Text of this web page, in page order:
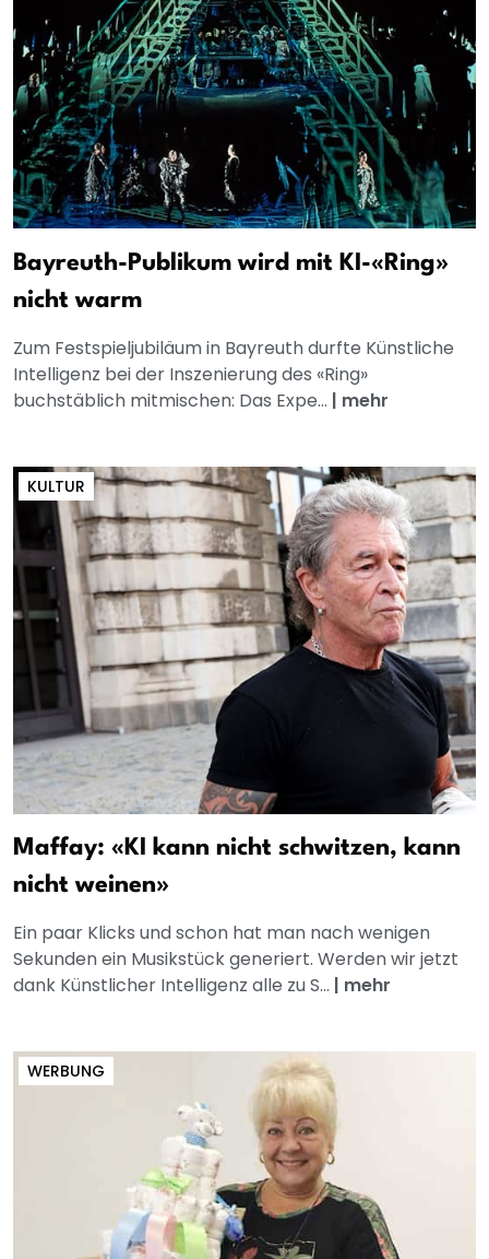
Bayreuth-Publikum wird mit KI-«Ring»
nicht warm
Zum Festspieljubiläum in Bayreuth durfte Künstliche
Intelligenz bei der Inszenierung des «Ring»
buchstäblich mitmischen: Das Expe... | mehr
KULTUR
Maffay: «KI kann nicht schwitzen, kann
nicht weinen»
Ein paar Klicks und schon hat man nach wenigen
Sekunden ein Musikstück generiert. Werden wir jetzt
dank Künstlicher Intelligenz alle zu S... | mehr
WERBUNG